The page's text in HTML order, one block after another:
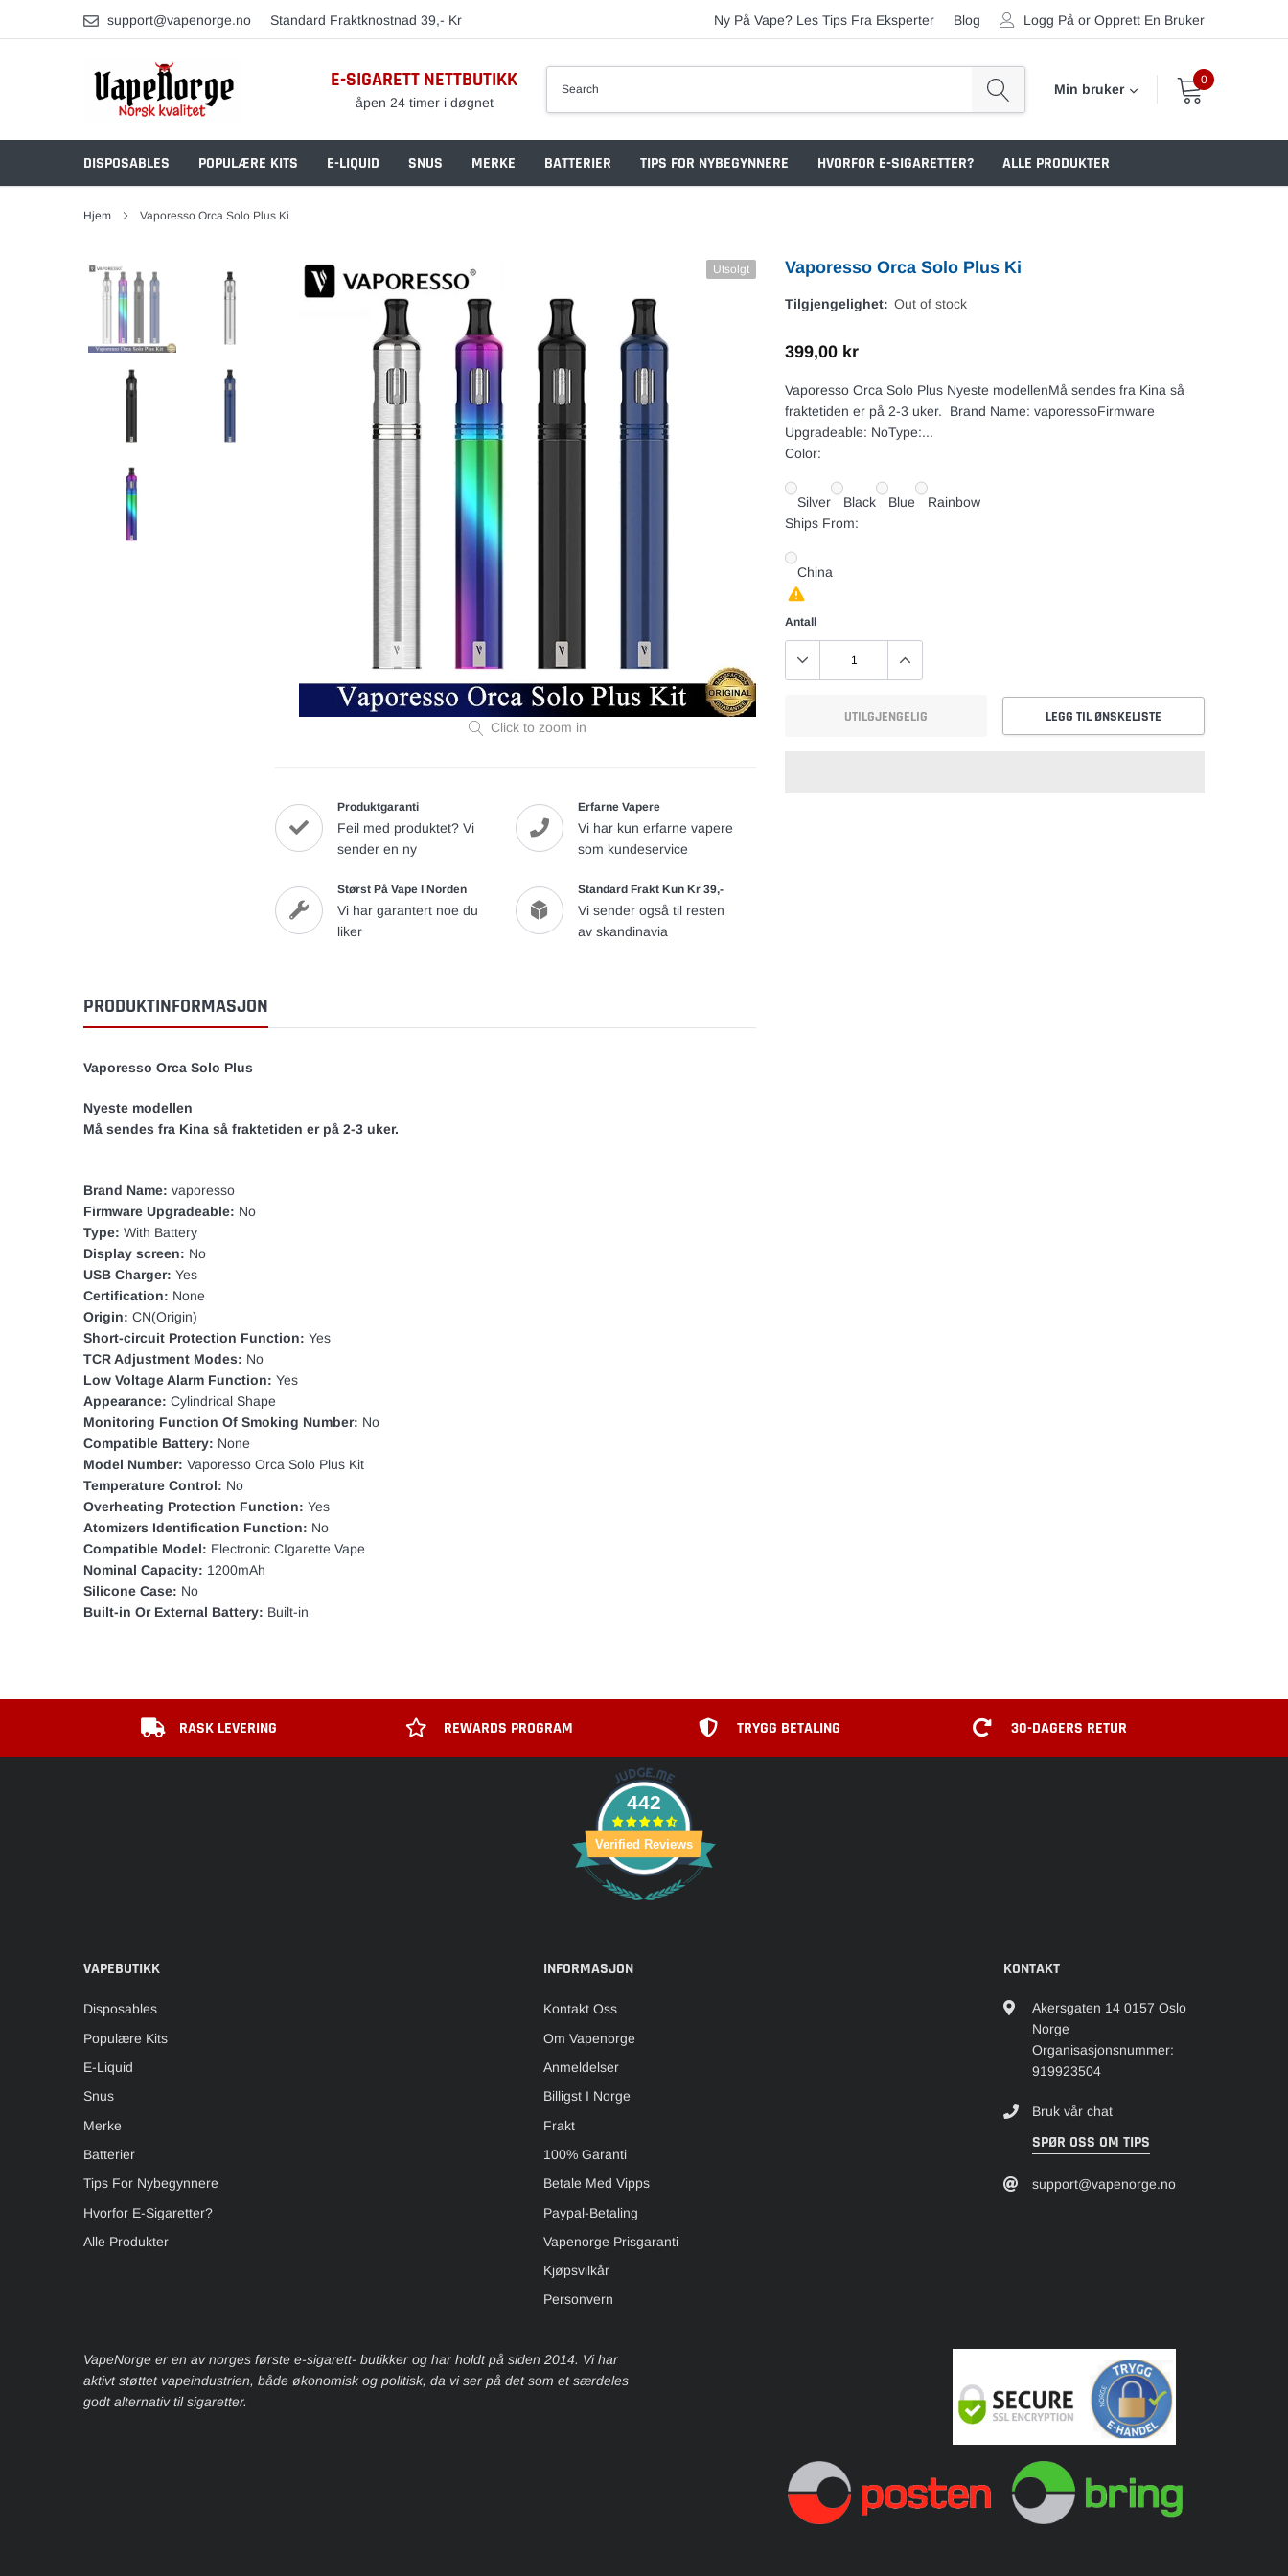
support@vapenorge.no Standard Fraktknostnad 39,- Kr Ny På Vape? Les Tips Fra Eksperter Blog Logg På or Opprett En Bruker
E-SIGARETT NETTBUTIKK
åpen 24 timer i døgnet
Min bruker
0
DISPOSABLES POPULÆRE KITS E-LIQUID SNUS MERKE BATTERIER TIPS FOR NYBEGYNNERE HVORFOR E-SIGARETTER? ALLE PRODUKTER
Hjem Vaporesso Orca Solo Plus Ki
Utsolgt
Click to zoom in
Produktgaranti
Feil med produktet? Vi
sender en ny
Erfarne Vapere
Vi har kun erfarne vapere
som kundeservice
Størst På Vape I Norden
Vi har garantert noe du
liker
Standard Frakt Kun Kr 39,-
Vi sender også til resten
av skandinavia
Vaporesso Orca Solo Plus Ki
Tilgjengelighet: Out of stock
399,00 kr
Vaporesso Orca Solo Plus Nyeste modellenMå sendes fra Kina så
fraktetiden er på 2-3 uker. Brand Name: vaporessoFirmware
Upgradeable: NoType:...
Color:
Silver Black Blue
Rainbow
Ships From:
China
Antall
UTILGJENGELIG LEGG TIL ØNSKELISTE
PRODUKTINFORMASJON
Vaporesso Orca Solo Plus
Nyeste modellen
Må sendes fra Kina så fraktetiden er på 2-3 uker.
Brand Name: vaporesso
Firmware Upgradeable: No
Type: With Battery
Display screen: No
USB Charger: Yes
Certification: None
Origin: CN(Origin)
Short-circuit Protection Function: Yes
TCR Adjustment Modes: No
Low Voltage Alarm Function: Yes
Appearance: Cylindrical Shape
Monitoring Function Of Smoking Number: No
Compatible Battery: None
Model Number: Vaporesso Orca Solo Plus Kit
Temperature Control: No
Overheating Protection Function: Yes
Atomizers Identification Function: No
Compatible Model: Electronic CIgarette Vape
Nominal Capacity: 1200mAh
Silicone Case: No
Built-in Or External Battery: Built-in
RASK LEVERING REWARDS PROGRAM TRYGG BETALING 30-DAGERS RETUR
442
Verified Reviews
VAPEBUTIKK
Disposables
Populære Kits
E-Liquid
Snus
Merke
Batterier
Tips For Nybegynnere
Hvorfor E-Sigaretter?
Alle Produkter
INFORMASJON
Kontakt Oss
Om Vapenorge
Anmeldelser
Billigst I Norge
Frakt
100% Garanti
Betale Med Vipps
Paypal-Betaling
Vapenorge Prisgaranti
Kjøpsvilkår
Personvern
KONTAKT
Akersgaten 14 0157 Oslo
Norge
Organisasjonsnummer:
919923504
Bruk vår chat
SPØR OSS OM TIPS
support@vapenorge.no
VapeNorge er en av norges første e-sigarett- butikker og har holdt på siden 2014. Vi har
aktivt støttet vapeindustrien, både økonomisk og politisk, da vi ser på det som et særdeles
godt alternativ til sigaretter.